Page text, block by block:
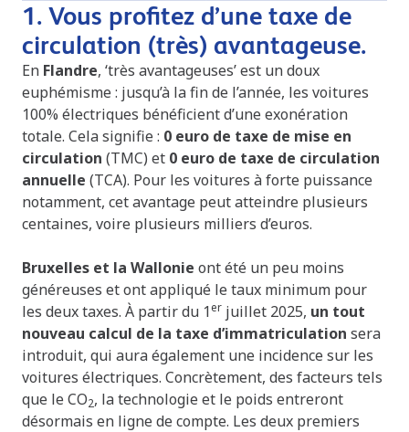
1. Vous profitez d’une taxe de
circulation (très) avantageuse.
En Flandre, ‘très avantageuses’ est un doux
euphémisme : jusqu’à la fin de l’année, les voitures
100% électriques bénéficient d’une exonération
totale. Cela signifie : 0 euro de taxe de mise en
circulation (TMC) et 0 euro de taxe de circulation
annuelle (TCA). Pour les voitures à forte puissance
notamment, cet avantage peut atteindre plusieurs
centaines, voire plusieurs milliers d’euros.
Bruxelles et la Wallonie ont été un peu moins
généreuses et ont appliqué le taux minimum pour
les deux taxes. À partir du 1er juillet 2025, un tout
nouveau calcul de la taxe d’immatriculation sera
introduit, qui aura également une incidence sur les
voitures électriques. Concrètement, des facteurs tels
que le CO2, la technologie et le poids entreront
désormais en ligne de compte. Les deux premiers